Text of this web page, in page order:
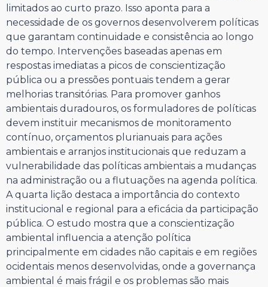
limitados ao curto prazo. Isso aponta para a
necessidade de os governos desenvolverem políticas
que garantam continuidade e consistência ao longo
do tempo. Intervenções baseadas apenas em
respostas imediatas a picos de conscientização
pública ou a pressões pontuais tendem a gerar
melhorias transitórias. Para promover ganhos
ambientais duradouros, os formuladores de políticas
devem instituir mecanismos de monitoramento
contínuo, orçamentos plurianuais para ações
ambientais e arranjos institucionais que reduzam a
vulnerabilidade das políticas ambientais a mudanças
na administração ou a flutuações na agenda política.
A quarta lição destaca a importância do contexto
institucional e regional para a eficácia da participação
pública. O estudo mostra que a conscientização
ambiental influencia a atenção política
principalmente em cidades não capitais e em regiões
ocidentais menos desenvolvidas, onde a governança
ambiental é mais frágil e os problemas são mais